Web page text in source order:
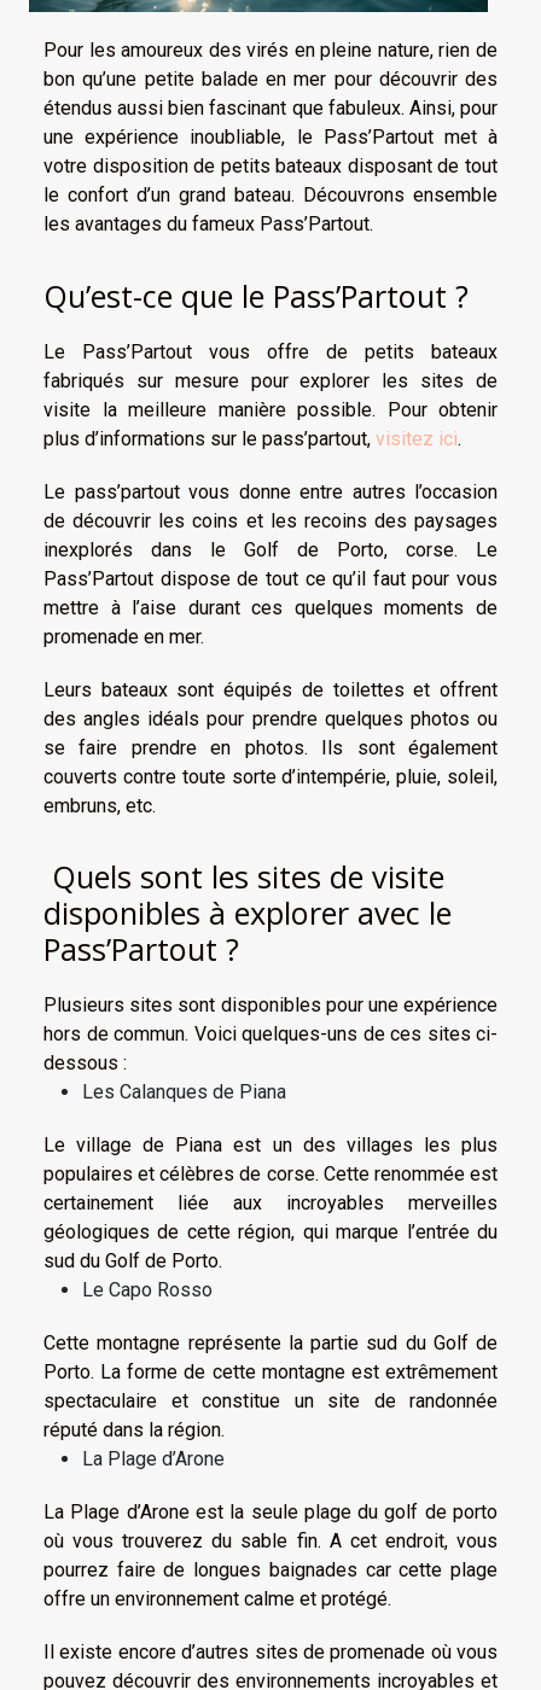
Pour les amoureux des virés en pleine nature, rien de
bon qu’une petite balade en mer pour découvrir des
étendus aussi bien fascinant que fabuleux. Ainsi, pour
une expérience inoubliable, le Pass’Partout met à
votre disposition de petits bateaux disposant de tout
le confort d’un grand bateau. Découvrons ensemble
les avantages du fameux Pass’Partout.
Qu’est-ce que le Pass’Partout ?
Le Pass’Partout vous offre de petits bateaux
fabriqués sur mesure pour explorer les sites de
visite la meilleure manière possible. Pour obtenir
plus d’informations sur le pass’partout, visitez ici.
Le pass’partout vous donne entre autres l’occasion
de découvrir les coins et les recoins des paysages
inexplorés dans le Golf de Porto, corse. Le
Pass’Partout dispose de tout ce qu’il faut pour vous
mettre à l’aise durant ces quelques moments de
promenade en mer.
Leurs bateaux sont équipés de toilettes et offrent
des angles idéals pour prendre quelques photos ou
se faire prendre en photos. Ils sont également
couverts contre toute sorte d’intempérie, pluie, soleil,
embruns, etc.
Quels sont les sites de visite
disponibles à explorer avec le
Pass’Partout ?
Plusieurs sites sont disponibles pour une expérience
hors de commun. Voici quelques-uns de ces sites ci-
dessous :
Les Calanques de Piana
Le village de Piana est un des villages les plus
populaires et célèbres de corse. Cette renommée est
certainement liée aux incroyables merveilles
géologiques de cette région, qui marque l’entrée du
sud du Golf de Porto.
Le Capo Rosso
Cette montagne représente la partie sud du Golf de
Porto. La forme de cette montagne est extrêmement
spectaculaire et constitue un site de randonnée
réputé dans la région.
La Plage d’Arone
La Plage d’Arone est la seule plage du golf de porto
où vous trouverez du sable fin. A cet endroit, vous
pourrez faire de longues baignades car cette plage
offre un environnement calme et protégé.
Il existe encore d’autres sites de promenade où vous
pouvez découvrir des environnements incroyables et